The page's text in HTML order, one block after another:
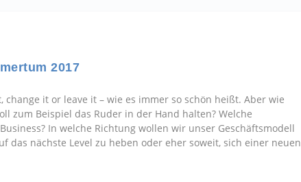
2017
it or leave it – wie es immer so schön heißt. Aber wie
zum Beispiel das Ruder in der Hand halten? Welche
In welche Richtung wollen wir unser Geschäftsmodell
das nächste Level zu heben oder eher soweit, sich einer neuen